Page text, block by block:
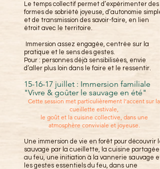
Le temps collectif permet d’expérimenter des
formes de sobriété joyeuse, d’autonomie simple
et de transmission des savoir-faire, en lien
étroit avec le territoire.
Immersion assez engagée, centrée sur la
pratique et le sens des gestes.
Pour : personnes déjà sensibilisées, envie
d’aller plus loin dans le faire et le ressentir.
15-16-17 juillet : Immersion familiale
"Vivre & goûter le sauvage en été"
Cette session met particulièrement l’accent sur la
cueillette estivale,
le goût et la cuisine collective, dans une
atmosphère conviviale et joyeuse.
Une immersion de vie en forêt pour découvrir le
sauvage par la cueillette, la cuisine partagée
au feu, une initiation à la vannerie sauvage et
les gestes essentiels du feu, dans une